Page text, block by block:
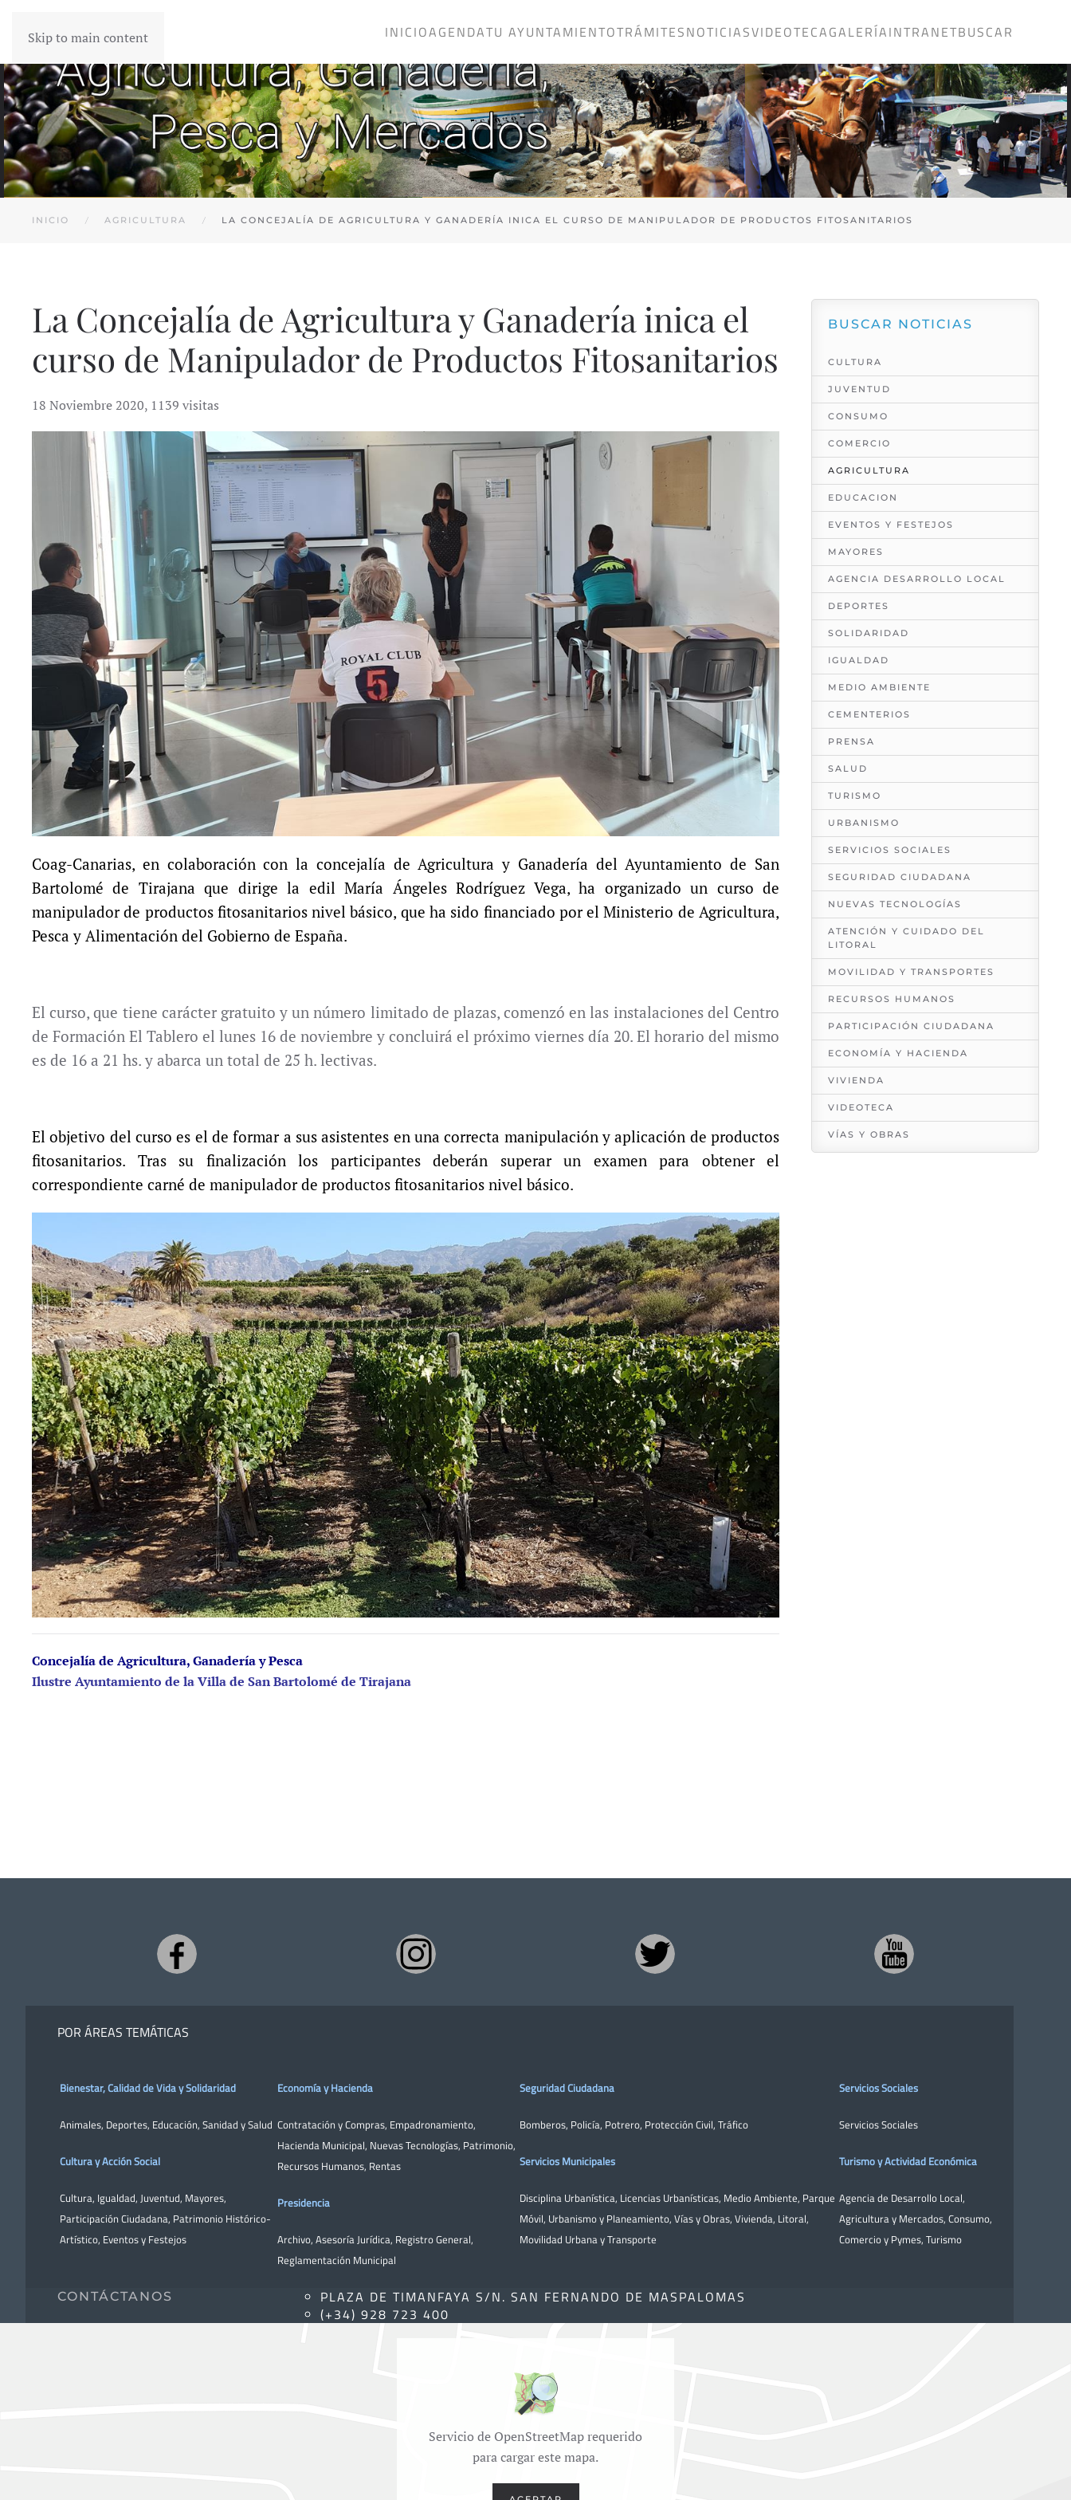
Skip to main content INICIOAGENDATU AYUNTAMIENTOTRÁMITESNOTICIASVIDEOTECAGALERÍAINTRANETBUSCAR
INICIO AGRICULTURA LA CONCEJALÍA DE AGRICULTURA Y GANADERÍA INICA EL CURSO DE MANIPULADOR DE PRODUCTOS FITOSANITARIOS
La Concejalía de Agricultura y Ganadería inica el
curso de Manipulador de Productos Fitosanitarios
18 Noviembre 2020, 1139 visitas
Coag-Canarias, en colaboración con la concejalía de Agricultura y Ganadería del Ayuntamiento de San
Bartolomé de Tirajana que dirige la edil María Ángeles Rodríguez Vega, ha organizado un curso de
manipulador de productos fitosanitarios nivel básico, que ha sido financiado por el Ministerio de Agricultura,
Pesca y Alimentación del Gobierno de España.
El curso, que tiene carácter gratuito y un número limitado de plazas, comenzó en las instalaciones del Centro
de Formación El Tablero el lunes 16 de noviembre y concluirá el próximo viernes día 20. El horario del mismo
es de 16 a 21 hs. y abarca un total de 25 h. lectivas.
El objetivo del curso es el de formar a sus asistentes en una correcta manipulación y aplicación de productos
fitosanitarios. Tras su finalización los participantes deberán superar un examen para obtener el
correspondiente carné de manipulador de productos fitosanitarios nivel básico.
Concejalía de Agricultura, Ganadería y Pesca
Ilustre Ayuntamiento de la Villa de San Bartolomé de Tirajana
BUSCAR NOTICIAS
CULTURA
JUVENTUD
CONSUMO
COMERCIO
AGRICULTURA
EDUCACION
EVENTOS Y FESTEJOS
MAYORES
AGENCIA DESARROLLO LOCAL
DEPORTES
SOLIDARIDAD
IGUALDAD
MEDIO AMBIENTE
CEMENTERIOS
PRENSA
SALUD
TURISMO
URBANISMO
SERVICIOS SOCIALES
SEGURIDAD CIUDADANA
NUEVAS TECNOLOGÍAS
ATENCIÓN Y CUIDADO DEL
LITORAL
MOVILIDAD Y TRANSPORTES
RECURSOS HUMANOS
PARTICIPACIÓN CIUDADANA
ECONOMÍA Y HACIENDA
VIVIENDA
VIDEOTECA
VÍAS Y OBRAS
POR ÁREAS TEMÁTICAS
Bienestar, Calidad de Vida y Solidaridad
Animales, Deportes, Educación, Sanidad y Salud
Cultura y Acción Social
Cultura, Igualdad, Juventud, Mayores,
Participación Ciudadana, Patrimonio Histórico-
Artístico, Eventos y Festejos
Economía y Hacienda
Contratación y Compras, Empadronamiento,
Hacienda Municipal, Nuevas Tecnologías, Patrimonio,
Recursos Humanos, Rentas
Presidencia
Archivo, Asesoría Jurídica, Registro General,
Reglamentación Municipal
Seguridad Ciudadana
Bomberos, Policía, Potrero, Protección Civil, Tráfico
Servicios Municipales
Disciplina Urbanística, Licencias Urbanísticas, Medio Ambiente, Parque
Móvil, Urbanismo y Planeamiento, Vías y Obras, Vivienda, Litoral,
Movilidad Urbana y Transporte
Servicios Sociales
Servicios Sociales
Turismo y Actividad Económica
Agencia de Desarrollo Local,
Agricultura y Mercados, Consumo,
Comercio y Pymes, Turismo
CONTÁCTANOS
PLAZA DE TIMANFAYA S/N. SAN FERNANDO DE MASPALOMAS
(+34) 928 723 400
Servicio de OpenStreetMap requerido
para cargar este mapa.